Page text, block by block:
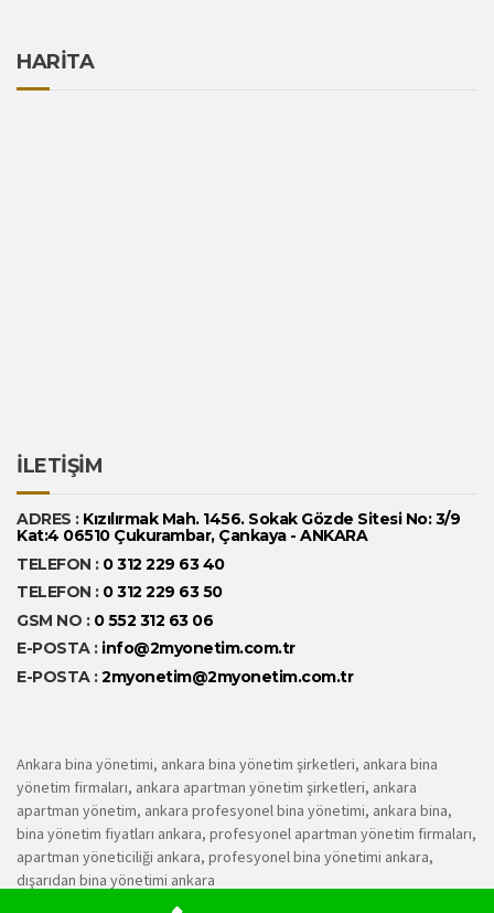
HARİTA
İLETİŞİM
ADRES : Kızılırmak Mah. 1456. Sokak Gözde Sitesi No: 3/9
Kat:4 06510 Çukurambar, Çankaya - ANKARA
TELEFON :0 312 229 63 40
TELEFON : 0 312 229 63 50
GSM NO : 0 552 312 63 06
E-POSTA : info@2myonetim.com.tr
E-POSTA :2myonetim@2myonetim.com.tr
Ankara bina yönetimi, ankara bina yönetim şirketleri, ankara bina
yönetim firmaları, ankara apartman yönetim şirketleri, ankara
apartman yönetim, ankara profesyonel bina yönetimi, ankara bina,
bina yönetim fiyatları ankara, profesyonel apartman yönetim firmaları,
apartman yöneticiliği ankara, profesyonel bina yönetimi ankara,
dışarıdan bina yönetimi ankara